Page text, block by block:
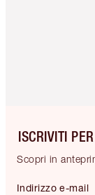
ISCRIVITI
Scopri in
Indirizzo e-mail